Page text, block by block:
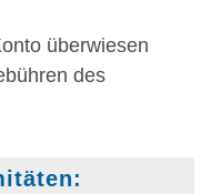
überwiesen
des